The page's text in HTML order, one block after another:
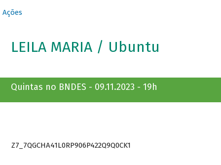
Ações
LEILA MARIA / Ubuntu
Quintas no BNDES - 09.11.2023 - 19h
Z7_7QGCHA41L0RP906P422Q9Q0CK1